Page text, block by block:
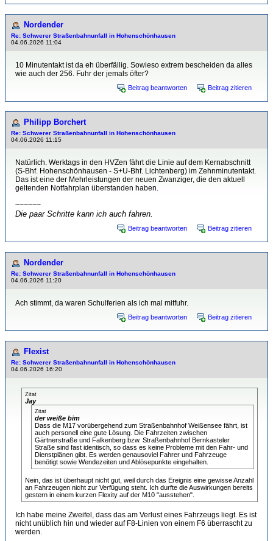
Nordender
Re: Schwerer Straßenbahnunfall in Hohenschönhausen
04.06.2026 11:04
10 Minutentakt ist da eh überfällig. Sowieso extrem bescheiden da alles
wie auch der 256. Fuhr der jemals öfter?
Beitrag beantworten Beitrag zitieren
Philipp Borchert
Re: Schwerer Straßenbahnunfall in Hohenschönhausen
04.06.2026 11:15
Natürlich. Werktags in den HVZen fährt die Linie auf dem Kernabschnitt
(S-Bhf. Hohenschönhausen - S+U-Bhf. Lichtenberg) im Zehnminutentakt.
Das ist eine der Mehrleistungen der neuen Zwanziger, die den aktuell
geltenden Notfahrplan überstanden haben.
~~~~~~
Die paar Schritte kann ich auch fahren.
Beitrag beantworten Beitrag zitieren
Nordender
Re: Schwerer Straßenbahnunfall in Hohenschönhausen
04.06.2026 11:20
Ach stimmt, da waren Schulferien als ich mal mitfuhr.
Beitrag beantworten Beitrag zitieren
Flexist
Re: Schwerer Straßenbahnunfall in Hohenschönhausen
04.06.2026 16:20
Zitat
Jay
Zitat
der weiße bim
Dass die M17 vorübergehend zum Straßenbahnhof Weißensee fährt, ist
auch personell eine gute Lösung. Die Fahrzeiten zwischen
Gärtnerstraße und Falkenberg bzw. Straßenbahnhof Bernkasteler
Straße sind fast identisch, so dass es keine Probleme mit den Fahr- und
Dienstplänen gibt. Es werden genausoviel Fahrer und Fahrzeuge
benötigt sowie Wendezeiten und Ablösepunkte eingehalten.
Nein, das ist überhaupt nicht gut, weil durch das Ereignis eine gewisse Anzahl
an Fahrzeugen nicht zur Verfügung steht. Ich durfte die Auswirkungen bereits
gestern in einem kurzen Flexity auf der M10 "ausstehen".
Ich habe meine Zweifel, dass das am Verlust eines Fahrzeugs liegt. Es ist
nicht unüblich hin und wieder auf F8-Linien von einem F6 überrascht zu
werden.